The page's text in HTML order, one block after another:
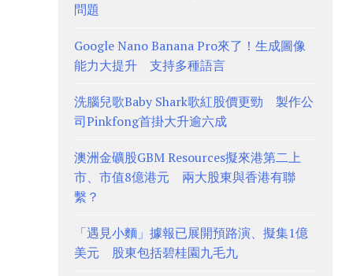
問題
Google Nano Banana Pro來了！生成圖像
能力大提升 支持多種語言
洗腦兒歌Baby Shark歌紅股價更勁 製作公
司Pinkfong首掛大升逾六成
澳洲金礦股GBM Resources擬來港第二上
市、市值8億港元 兩大股東與香港有聯
繫？
「遇見小麵」據報已展開預路演、擬集1億
美元 股東包括碧桂園九毛九